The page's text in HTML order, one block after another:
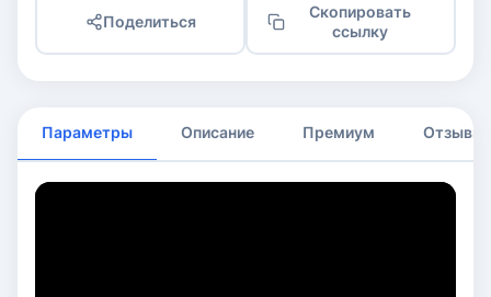
Поделиться
Скопировать
ссылку
Параметры Описание Премиум Отзывы